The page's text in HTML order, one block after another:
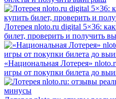
Лотерея nloto.ru digital 5×36:
билет, проверить и получить
«Национальная Лотерея»
игры от покупки билета до